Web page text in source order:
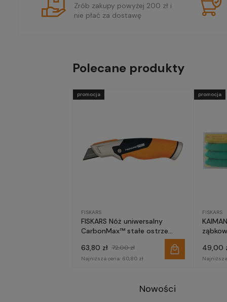
Zrób zakupy powyżej 200 zł i
nie płać za dostawę
Polecane produkty
FISKARS
FISKARS Nóż uniwersalny
CarbonMax™ stałe ostrze
63,80 zł 72,00 zł
Najniższa cena: 60,80 zł
promocja
FISKARS
49,00
promocja
Nowości